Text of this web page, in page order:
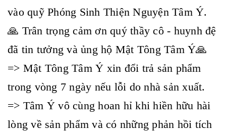
vào quỹ Phóng Sinh Thiện Nguyện Tâm Ý.
🙏 Trân trọng cảm ơn quý thầy cô - huynh đệ
đã tin tưởng và ủng hộ Mật Tông Tâm Ý🙏
=> Mật Tông Tâm Ý xin đổi trả sản phẩm
trong vòng 7 ngày nếu lỗi do nhà sản xuất.
=> Tâm Ý vô cùng hoan hỉ khi hiền hữu hài
lòng về sản phẩm và có những phản hồi tích